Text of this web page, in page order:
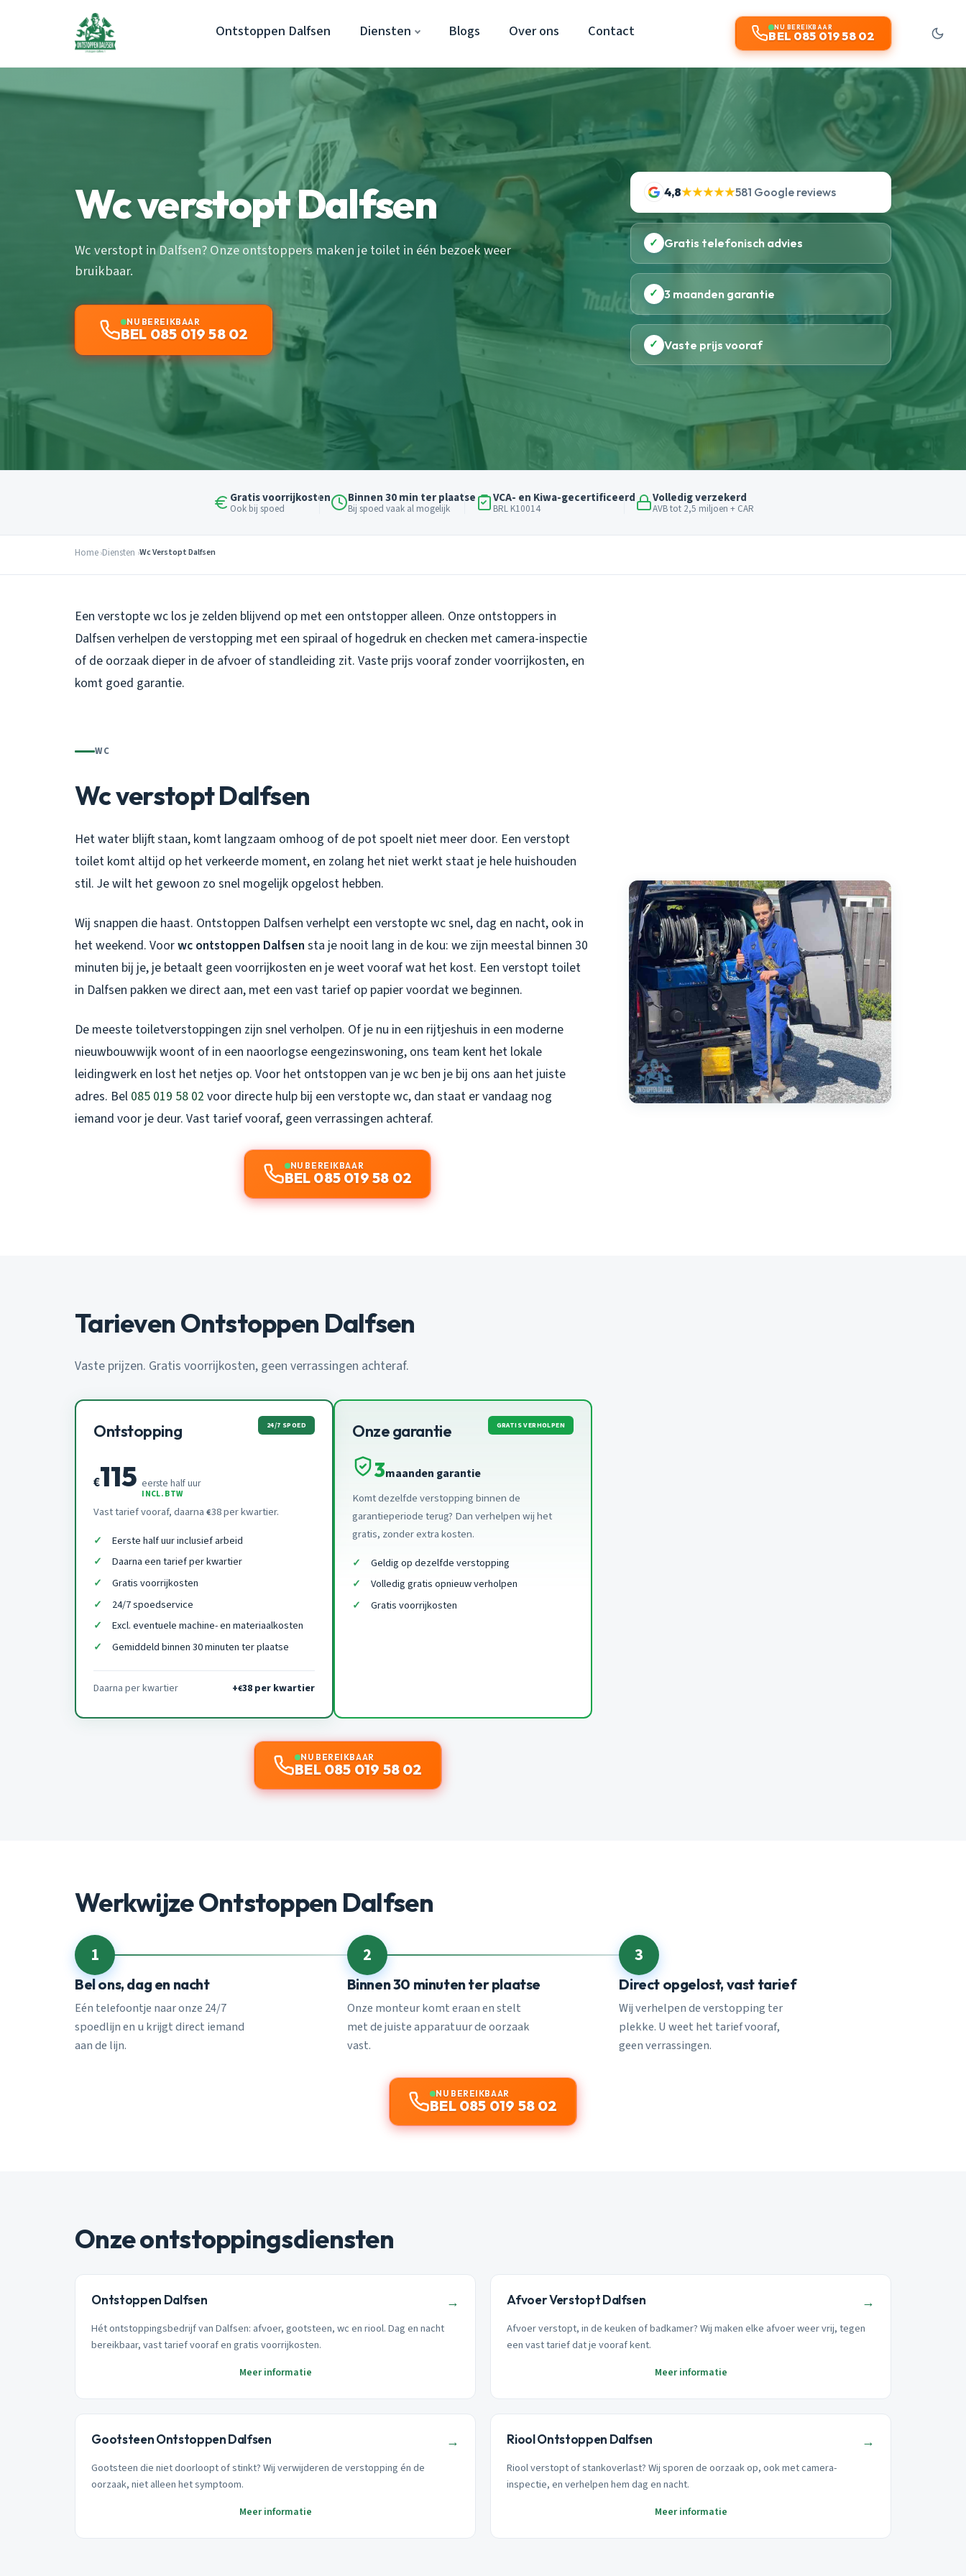
Ontstoppen Dalfsen Diensten Blogs Over ons Contact NU BEREIKBAAR
BEL 085 019 58 02
Wc verstopt Dalfsen
Wc verstopt in Dalfsen? Onze ontstoppers maken je toilet in één bezoek weer
bruikbaar.
NU BEREIKBAAR
BEL 085 019 58 02
4,8★★★★★581 Google reviews
✓ Gratis telefonisch advies
✓ 3 maanden garantie
✓ Vaste prijs vooraf
Gratis voorrijkosten
Ook bij spoed
Binnen 30 min ter plaatse
Bij spoed vaak al mogelijk
VCA- en Kiwa-gecertificeerd
BRL K10014
Volledig verzekerd
AVB tot 2,5 miljoen + CAR
Home Diensten Wc Verstopt Dalfsen
Een verstopte wc los je zelden blijvend op met een ontstopper alleen. Onze ontstoppers in
Dalfsen verhelpen de verstopping met een spiraal of hogedruk en checken met camera-inspectie
of de oorzaak dieper in de afvoer of standleiding zit. Vaste prijs vooraf zonder voorrijkosten, en
komt goed garantie.
WC
Wc verstopt Dalfsen
Het water blijft staan, komt langzaam omhoog of de pot spoelt niet meer door. Een verstopt
toilet komt altijd op het verkeerde moment, en zolang het niet werkt staat je hele huishouden
stil. Je wilt het gewoon zo snel mogelijk opgelost hebben.
Wij snappen die haast. Ontstoppen Dalfsen verhelpt een verstopte wc snel, dag en nacht, ook in
het weekend. Voorwc ontstoppen Dalfsen sta je nooit lang in de kou: we zijn meestal binnen 30
minuten bij je, je betaalt geen voorrijkosten en je weet vooraf wat het kost. Een verstopt toilet
in Dalfsen pakken we direct aan, met een vast tarief op papier voordat we beginnen.
De meeste toiletverstoppingen zijn snel verholpen. Of je nu in een rijtjeshuis in een moderne
nieuwbouwwijk woont of in een naoorlogse eengezinswoning, ons team kent het lokale
leidingwerk en lost het netjes op. Voor het ontstoppen van je wc ben je bij ons aan het juiste
adres. Bel 085 019 58 02 voor directe hulp bij een verstopte wc, dan staat er vandaag nog
iemand voor je deur. Vast tarief vooraf, geen verrassingen achteraf.
NU BEREIKBAAR
BEL 085 019 58 02
Tarieven Ontstoppen Dalfsen
Vaste prijzen. Gratis voorrijkosten, geen verrassingen achteraf.
Ontstopping 24/7 SPOED
€115 eerste half uur
INCL. BTW
Vast tarief vooraf, daarna €38 per kwartier.
Eerste half uur inclusief arbeid
Daarna een tarief per kwartier
Gratis voorrijkosten
24/7 spoedservice
Excl. eventuele machine- en materiaalkosten
Gemiddeld binnen 30 minuten ter plaatse
Daarna per kwartier +€38 per kwartier
Onze garantie GRATIS VERHOLPEN
3maanden garantie
Komt dezelfde verstopping binnen de
garantieperiode terug? Dan verhelpen wij het
gratis, zonder extra kosten.
Geldig op dezelfde verstopping
Volledig gratis opnieuw verholpen
Gratis voorrijkosten
NU BEREIKBAAR
BEL 085 019 58 02
Werkwijze Ontstoppen Dalfsen
1
Bel ons, dag en nacht
Eén telefoontje naar onze 24/7
spoedlijn en u krijgt direct iemand
aan de lijn.
2
Binnen 30 minuten ter plaatse
Onze monteur komt eraan en stelt
met de juiste apparatuur de oorzaak
vast.
3
Direct opgelost, vast tarief
Wij verhelpen de verstopping ter
plekke. U weet het tarief vooraf,
geen verrassingen.
NU BEREIKBAAR
BEL 085 019 58 02
Onze ontstoppingsdiensten
Ontstoppen Dalfsen →
Hét ontstoppingsbedrijf van Dalfsen: afvoer, gootsteen, wc en riool. Dag en nacht
bereikbaar, vast tarief vooraf en gratis voorrijkosten.
Meer informatie
Afvoer Verstopt Dalfsen →
Afvoer verstopt, in de keuken of badkamer? Wij maken elke afvoer weer vrij, tegen
een vast tarief dat je vooraf kent.
Meer informatie
Gootsteen Ontstoppen Dalfsen →
Gootsteen die niet doorloopt of stinkt? Wij verwijderen de verstopping én de
oorzaak, niet alleen het symptoom.
Meer informatie
Riool Ontstoppen Dalfsen →
Riool verstopt of stankoverlast? Wij sporen de oorzaak op, ook met camera-
inspectie, en verhelpen hem dag en nacht.
Meer informatie